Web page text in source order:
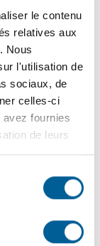
le contenu
relatives aux
Nous
l'utilisation de
sociaux, de
celles-ci
fournies
de leurs